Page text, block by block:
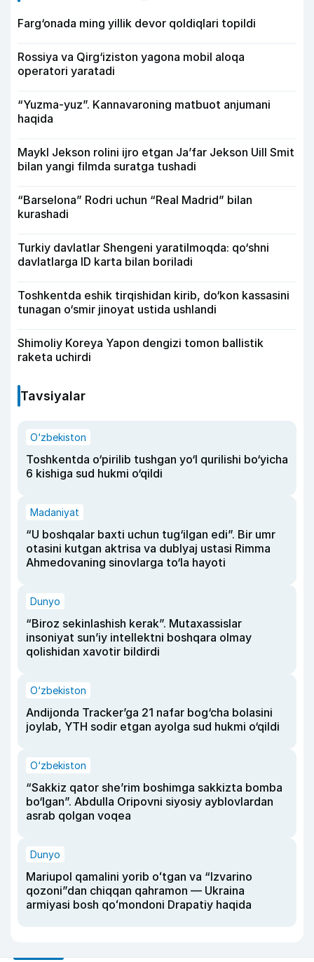
Farg‘onada ming yillik devor qoldiqlari topildi
Rossiya va Qirg‘iziston yagona mobil aloqa
operatori yaratadi
“Yuzma-yuz”. Kannavaroning matbuot anjumani
haqida
Maykl Jekson rolini ijro etgan Ja’far Jekson Uill Smit
bilan yangi filmda suratga tushadi
“Barselona” Rodri uchun “Real Madrid” bilan
kurashadi
Turkiy davlatlar Shengeni yaratilmoqda: qo‘shni
davlatlarga ID karta bilan boriladi
Toshkentda eshik tirqishidan kirib, do‘kon kassasini
tunagan o‘smir jinoyat ustida ushlandi
Shimoliy Koreya Yapon dengizi tomon ballistik
raketa uchirdi
Tavsiyalar
O‘zbekiston
Toshkentda o‘pirilib tushgan yo‘l qurilishi bo‘yicha
6 kishiga sud hukmi o‘qildi
Madaniyat
“U boshqalar baxti uchun tug‘ilgan edi”. Bir umr
otasini kutgan aktrisa va dublyaj ustasi Rimma
Ahmedovaning sinovlarga to‘la hayoti
Dunyo
“Biroz sekinlashish kerak”. Mutaxassislar
insoniyat sun’iy intellektni boshqara olmay
qolishidan xavotir bildirdi
O‘zbekiston
Andijonda Tracker’ga 21 nafar bog‘cha bolasini
joylab, YTH sodir etgan ayolga sud hukmi o‘qildi
O‘zbekiston
“Sakkiz qator she’rim boshimga sakkizta bomba
bo‘lgan”. Abdulla Oripovni siyosiy ayblovlardan
asrab qolgan voqea
Dunyo
Mariupol qamalini yorib oʻtgan va “Izvarino
qozoni”dan chiqqan qahramon — Ukraina
armiyasi bosh qoʻmondoni Drapatiy haqida